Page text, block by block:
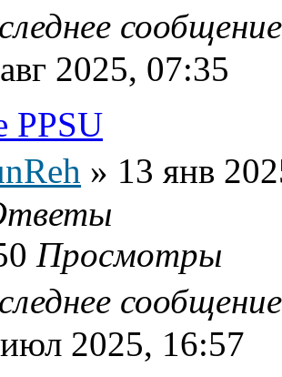
2025, 07:35
PPSU
» 13 янв
Просмотры
2025, 16:57